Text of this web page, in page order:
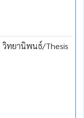
วิทยานิพนธ์/Thesis